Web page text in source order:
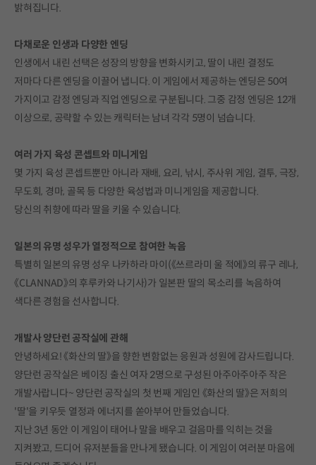
밝혀집니다.
다채로운 인생과 다양한 엔딩
인생에서 내린 선택은 성장의 방향을 변화시키고, 딸이 내린 결정도
저마다 다른 엔딩을 이끌어 냅니다. 이 게임에서 제공하는 엔딩은 50여
가지이고 감정 엔딩과 직업 엔딩으로 구분됩니다. 그중 감정 엔딩은 12개
이상으로, 공략할 수 있는 캐릭터는 남녀 각각 5명이 넘습니다.
여러 가지 육성 콘셉트와 미니게임
몇 가지 육성 콘셉트뿐만 아니라 재배, 요리, 낚시, 주사위 게임, 결투, 극장,
무도회, 경마, 골목 등 다양한 육성법과 미니게임을 제공합니다.
당신의 취향에 따라 딸을 키울 수 있습니다.
일본의 유명 성우가 열정적으로 참여한 녹음
특별히 일본의 유명 성우 나카하라 마이(《쓰르라미 울 적에》의 류구 레나,
《CLANNAD》의 후루카와 나기사)가 일본판 딸의 목소리를 녹음하여
색다른 경험을 선사합니다.
개발사 양단런 공작실에 관해
안녕하세요! 《화산의 딸》을 향한 변함없는 응원과 성원에 감사드립니다.
양단런 공작실은 베이징 출신 여자 2명으로 구성된 아주아주아주 작은
개발사랍니다~ 양단런 공작실의 첫 번째 게임인 《화산의 딸》은 저희의
'딸'을 키우듯 열정과 에너지를 쏟아부어 만들었습니다.
지난 3년 동안 이 게임이 태어나 말을 배우고 걸음마를 익히는 것을
지켜봤고, 드디어 유저분들을 만나게 됐습니다. 이 게임이 여러분 마음에